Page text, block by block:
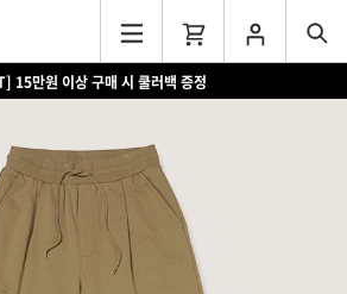
15만원 이상 구매 시 쿨러백 증정